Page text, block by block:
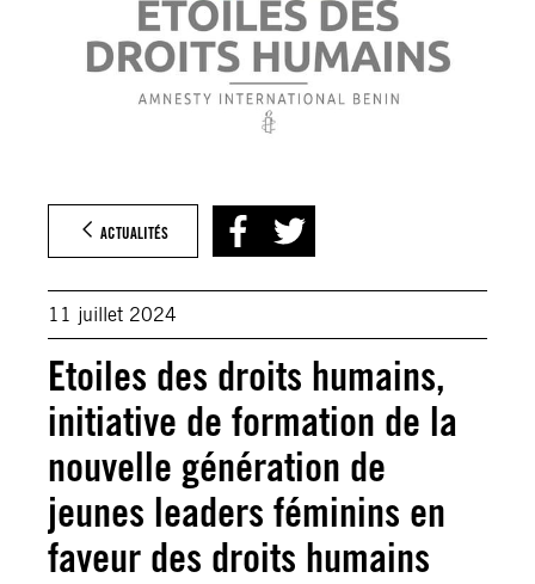
ACTUALITÉS
11 juillet 2024
Etoiles des droits humains,
initiative de formation de la
nouvelle génération de
jeunes leaders féminins en
faveur des droits humains